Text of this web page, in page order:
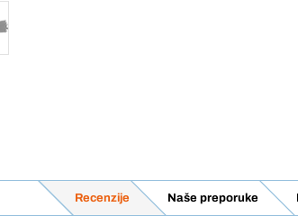
Recenzije Naše preporuke